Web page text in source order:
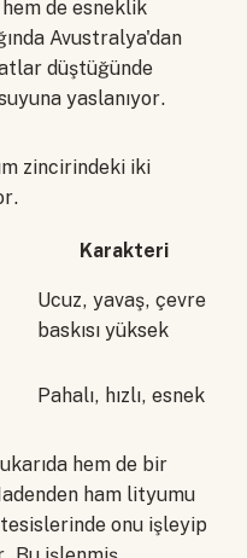
de esneklik
Avustralya'dan
düştüğünde
yaslanıyor.
zincirindeki iki
Karakteri
Ucuz, yavaş, çevre
baskısı yüksek
Pahalı, hızlı, esnek
hem de bir
ham lityumu
onu işleyip